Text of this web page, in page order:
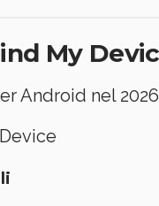
My
Android nel